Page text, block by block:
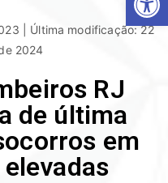
| Última modificação: 22
2024
RJ
de última
em